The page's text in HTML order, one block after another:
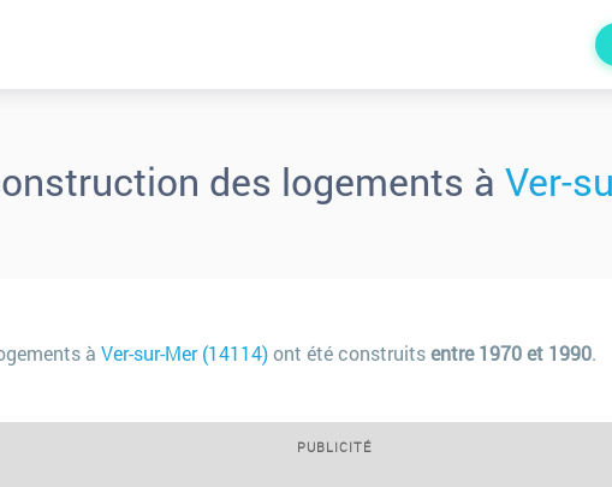
des logements à Ver-
à Ver-sur-Mer (14114)ont été construitsentre 1970 et 1990.
PUBLICITÉ